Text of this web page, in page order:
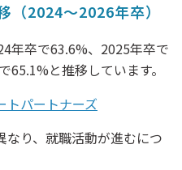
（2024〜2026年卒）
年卒で63.6%、2025年卒で
と推移しています。
トパートナーズ
なり、就職活動が進むにつ